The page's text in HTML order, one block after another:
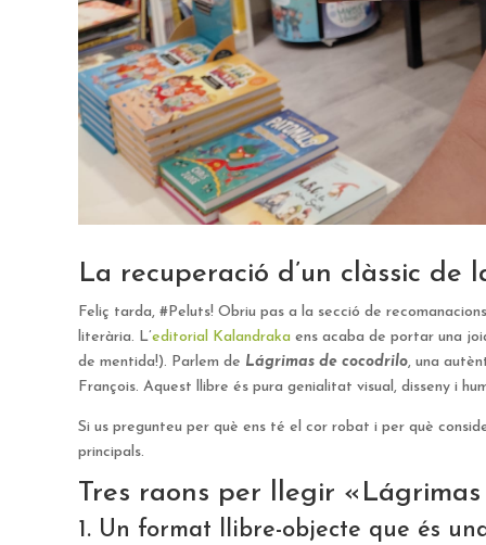
La recuperació d’un clàssic
Feliç tarda, #Peluts! Obriu pas a la secció de
literària. L’editorial Kalandraka ens acaba de portar una
de mentida!). Parlem de Lágrimas de cocodrilo, una
François. Aquest llibre és pura genialitat visual, disseny i
Si us pregunteu per què ens té el cor robat i per què
principals.
Tres raons per llegir
1. Un format llibre-objecte que és